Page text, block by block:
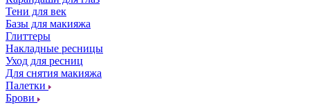
Тени для век
Базы для макияжа
Глиттеры
Накладные ресницы
Уход для ресниц
Для снятия макияжа
Палетки
Брови